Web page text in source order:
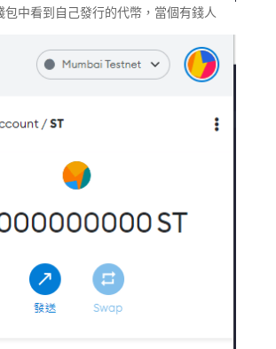
包中看到自己發行的代幣，當個有錢人